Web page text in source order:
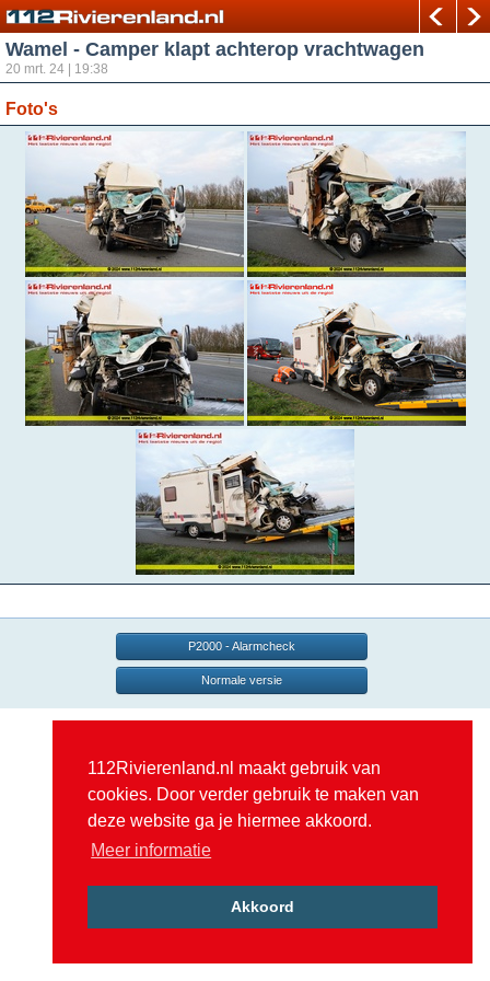
112Rivierenland.nl maakt gebruik van
cookies. Door verder gebruik te maken van
deze website ga je hiermee akkoord.
Meer informatie
Akkoord
Wamel - Camper klapt achterop vrachtwagen
20 mrt. 24 | 19:38
Foto's
P2000 - Alarmcheck
Normale versie